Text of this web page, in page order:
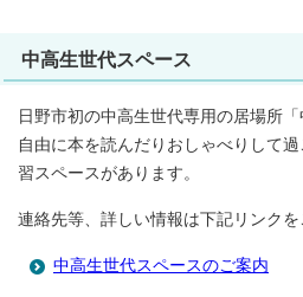
中高生世代スペース
日野市初の中高生世代専用の居場所「
自由に本を読んだりおしゃべりして
習スペースがあります。
連絡先等、詳しい情報は下記リンクを
中高生世代スペースのご案内